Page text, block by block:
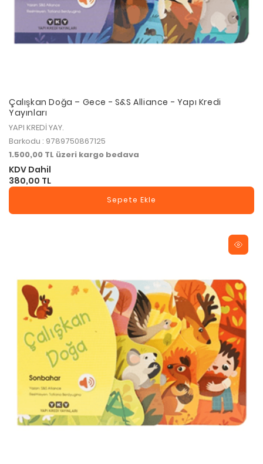
Çalışkan Doğa – Gece - S&S Alliance - Yapı Kredi
Yayınları
YAPI KREDİ YAY.
Barkodu : 9789750867125
1.500,00 TL üzeri kargo bedava
KDV Dahil
380,00 TL
Sepete Ekle